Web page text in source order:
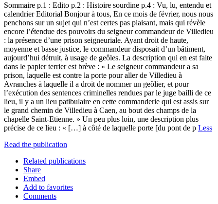
Sommaire p.1 : Edito p.2 : Histoire sourdine p.4 : Vu, lu, entendu et
calendrier Editorial Bonjour à tous, En ce mois de février, nous nous
penchons sur un sujet qui n’est certes pas plaisant, mais qui révèle
encore l’étendue des pouvoirs du seigneur commandeur de Villedieu
: la présence d’une prison seigneuriale. Ayant droit de haute,
moyenne et basse justice, le commandeur disposait d’un bâtiment,
aujourd’hui détruit, à usage de geôles. La description qui en est faite
dans le papier terrier est brève : « Le seigneur commandeur a sa
prison, laquelle est contre la porte pour aller de Villedieu à
Avranches à laquelle il a droit de nommer un geôlier, et pour
l’exécution des sentences criminelles rendues par le juge bailli de ce
lieu, il y a un lieu patibulaire en cette commanderie qui est assis sur
le grand chemin de Villedieu à Caen, au bout des champs de la
chapelle Saint-Etienne. » Un peu plus loin, une description plus
précise de ce lieu : « […] à côté de laquelle porte [du pont de p Less
Read the publication
Related publications
Share
Embed
Add to favorites
Comments